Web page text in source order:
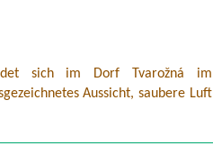
sich im Dorf Tvarožná im
Aussicht, saubere Luft